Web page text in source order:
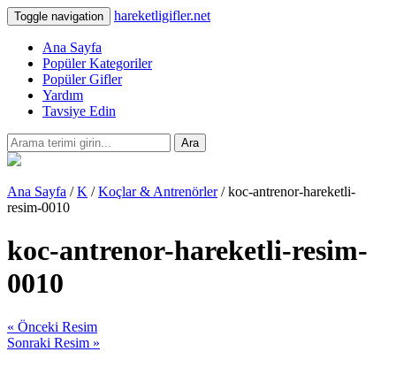
Toggle navigation hareketligifler.net
Ana Sayfa
Popüler Kategoriler
Popüler Gifler
Yardım
Tavsiye Edin
Ara
Ana Sayfa /K /Koçlar & Antrenörler/ koc-antrenor-hareketli-
resim-0010
koc-antrenor-hareketli-resim-
0010
« Önceki Resim
Sonraki Resim »